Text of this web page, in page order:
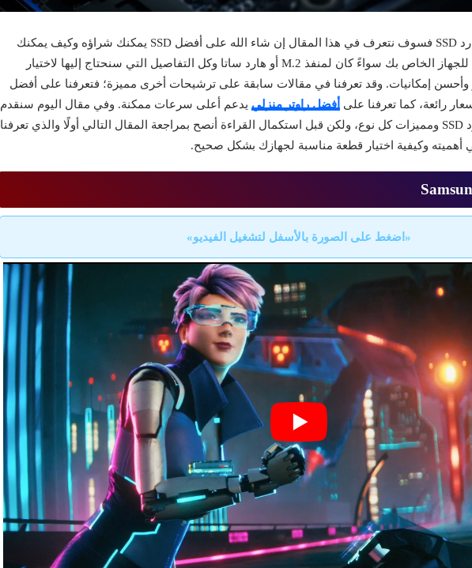
إذا كنت تبحث عن شراء هارد SSD فسوف نتعرف في هذا المقال إن شاء الله على أفضل SSD يمكنك شراؤه وكيف يمكنك
اختيار إس إس دي مناسب للجهاز الخاص بك سواءً كان لمنفذ M.2 أو هارد ساتا وكل التفاصيل التي سنحتاج إليها لاختيار
رائعة، كما تعرفنا على أفضل راوتر منزلي يدعم أعلى سرعات ممكنة. وفي مقال اليوم سنقدم
ترشيحات لأفضل أنواع هارد SSD ومميزات كل نوع، ولكن قبل استكمال القراءة أنصح بمراجعة المقال التالي أولًا والذي تعرفنا
أهميته وكيفية اختيار قطعة مناسبة لجهازك بشكل صحيح.
«اضغط على الصورة بالأسفل لتشغيل الفيديو»